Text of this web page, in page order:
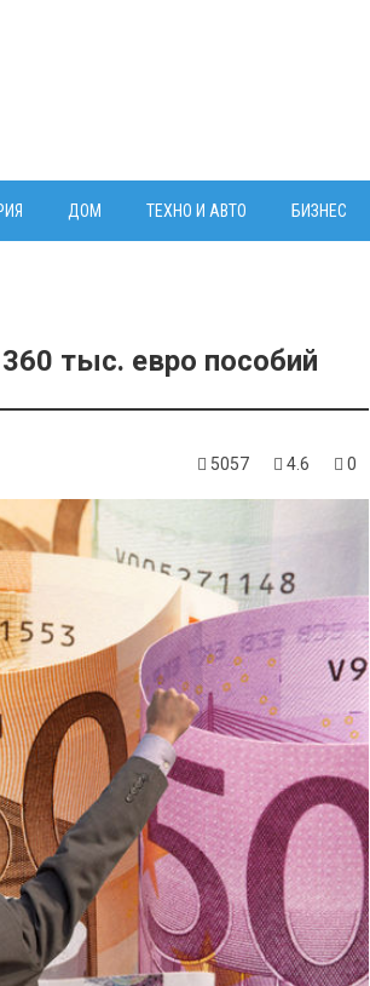
ДОМ ТЕХНО И АВТО БИЗНЕС
тыс. евро пособий
5057 4.6 0